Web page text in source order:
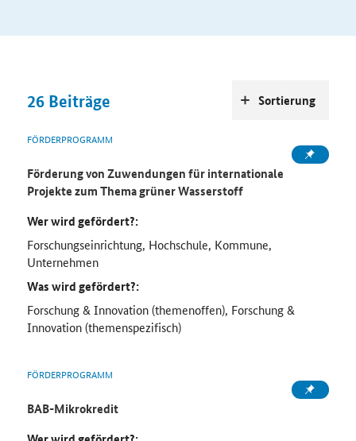
26 Beiträge
FÖRDERPROGRAMM
Förderung von Zuwendungen für internationale
Projekte zum Thema grüner Wasserstoff
Wer wird gefördert?:
Forschungseinrichtung, Hochschule, Kommune,
Unternehmen
Was wird gefördert?:
Forschung & Innovation (themenoffen), Forschung &
Innovation (themenspezifisch)
FÖRDERPROGRAMM
BAB-Mikrokredit
Sortierung